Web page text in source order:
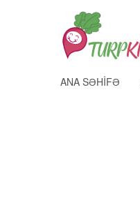
ANA SƏHIFƏ